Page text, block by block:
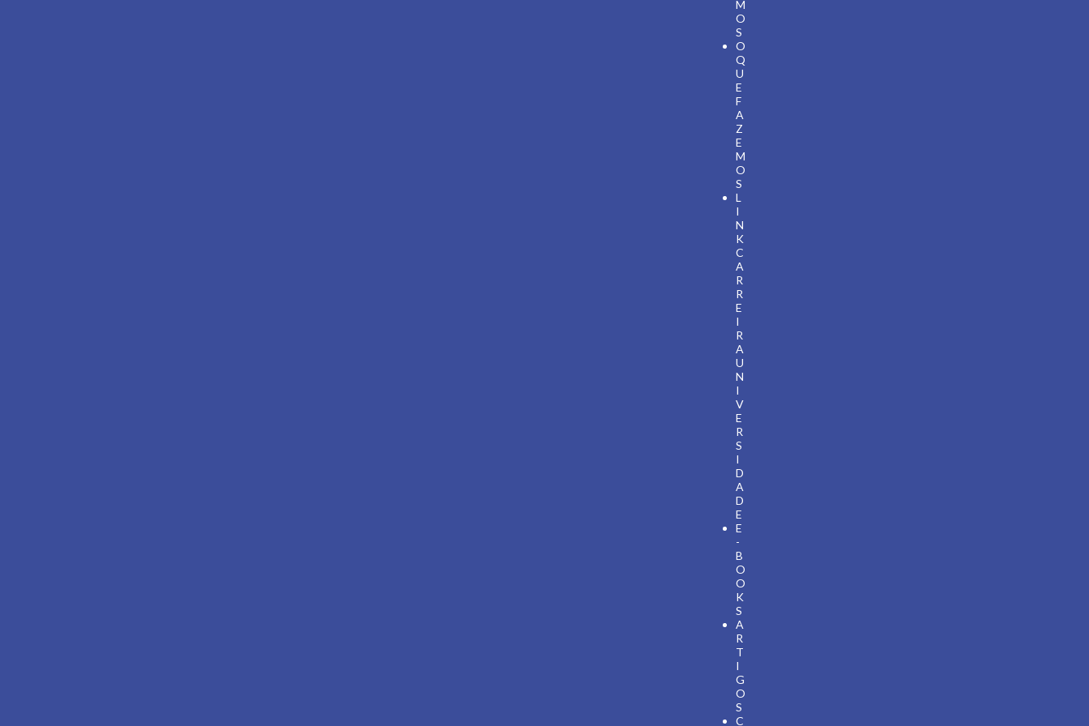
M
O
S
O
Q
U
E
F
A
Z
E
M
O
S
L
I
N
K
C
A
R
R
E
I
R
A
U
N
I
V
E
R
S
I
D
A
D
E
E
-
B
O
O
K
S
A
R
T
I
G
O
S
C